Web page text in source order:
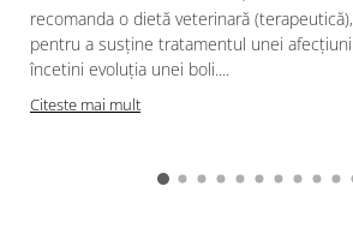
recomanda o dietă veterinară
pentru a susține tratamentul unei
încetini evoluția unei boli....
Citeste mai mult